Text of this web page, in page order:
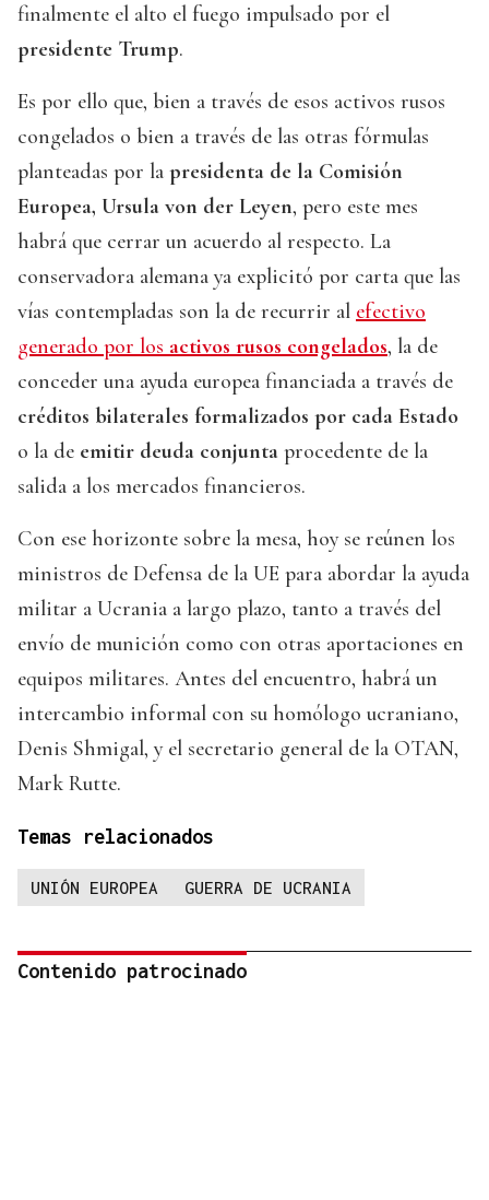
finalmente el alto el fuego impulsado por el
presidente Trump.
Es por ello que, bien a través de esos activos rusos
congelados o bien a través de las otras fórmulas
planteadas por la presidenta de la Comisión
Europea, Ursula von der Leyen, pero este mes
habrá que cerrar un acuerdo al respecto. La
conservadora alemana ya explicitó por carta que las
vías contempladas son la de recurrir al efectivo
generado por los activos rusos congelados, la de
conceder una ayuda europea financiada a través de
créditos bilaterales formalizados por cada Estado
o la de emitir deuda conjunta procedente de la
salida a los mercados financieros.
Con ese horizonte sobre la mesa, hoy se reúnen los
ministros de Defensa de la UE para abordar la ayuda
militar a Ucrania a largo plazo, tanto a través del
envío de munición como con otras aportaciones en
equipos militares. Antes del encuentro, habrá un
intercambio informal con su homólogo ucraniano,
Denis Shmigal, y el secretario general de la OTAN,
Mark Rutte.
Temas relacionados
UNIÓN EUROPEA GUERRA DE UCRANIA
Contenido patrocinado